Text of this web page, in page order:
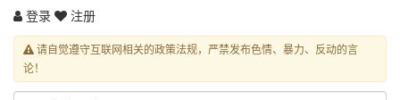
登录 注册
请自觉遵守互联网相关的政策法规，严禁发布色情、暴力、反动的言
论！